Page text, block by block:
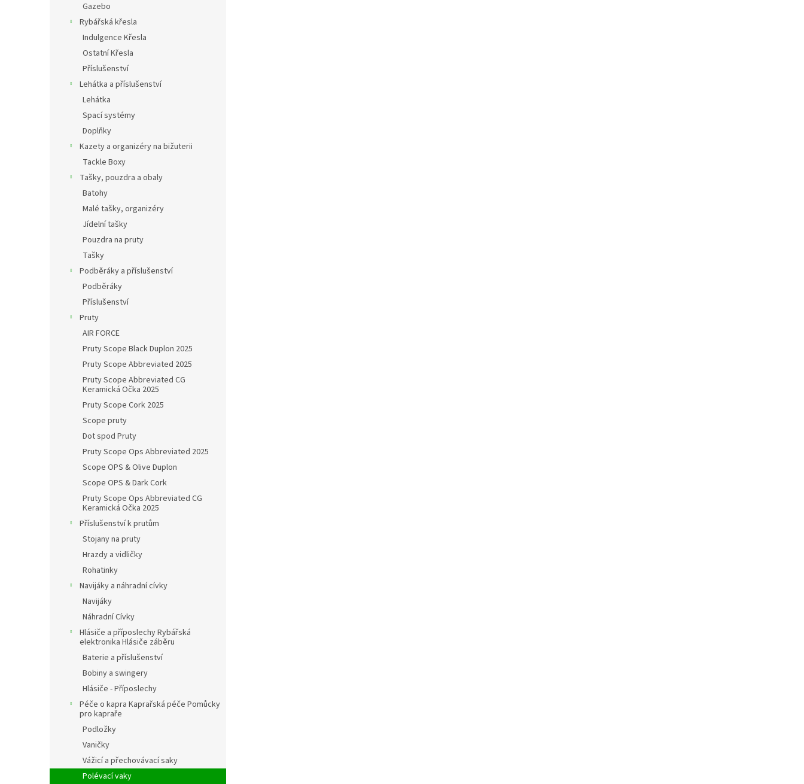
Gazebo
Rybářská křesla
Indulgence Křesla
Ostatní Křesla
Příslušenství
Lehátka a příslušenství
Lehátka
Spací systémy
Doplňky
Kazety a organizéry na bižuterii
Tackle Boxy
Tašky, pouzdra a obaly
Batohy
Malé tašky, organizéry
Jídelní tašky
Pouzdra na pruty
Tašky
Podběráky a příslušenství
Podběráky
Příslušenství
Pruty
AIR FORCE
Pruty Scope Black Duplon 2025
Pruty Scope Abbreviated 2025
Pruty Scope Abbreviated CG
Keramická Očka 2025
Pruty Scope Cork 2025
Scope pruty
Dot spod Pruty
Pruty Scope Ops Abbreviated 2025
Scope OPS & Olive Duplon
Scope OPS & Dark Cork
Pruty Scope Ops Abbreviated CG
Keramická Očka 2025
Příslušenství k prutům
Stojany na pruty
Hrazdy a vidličky
Rohatinky
Navijáky a náhradní cívky
Navijáky
Náhradní Cívky
Hlásiče a příposlechy Rybářská
elektronika Hlásiče záběru
Baterie a příslušenství
Bobiny a swingery
Hlásiče - Příposlechy
Péče o kapra Kaprařská péče Pomůcky
pro kapraře
Podložky
Vaničky
Vážicí a přechovávací saky
Polévací vaky